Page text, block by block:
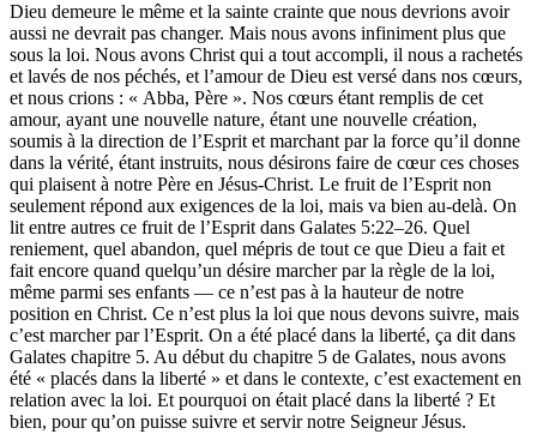
Dieu demeure le même et la sainte crainte que nous devrions avoir
aussi ne devrait pas changer. Mais nous avons infiniment plus que
sous la loi. Nous avons Christ qui a tout accompli, il nous a rachetés
et lavés de nos péchés, et l’amour de Dieu est versé dans nos cœurs,
et nous crions : « Abba, Père ». Nos cœurs étant remplis de cet
amour, ayant une nouvelle nature, étant une nouvelle création,
soumis à la direction de l’Esprit et marchant par la force qu’il donne
dans la vérité, étant instruits, nous désirons faire de cœur ces choses
qui plaisent à notre Père en Jésus-Christ. Le fruit de l’Esprit non
seulement répond aux exigences de la loi, mais va bien au-delà. On
lit entre autres ce fruit de l’Esprit dans Galates 5:22–26. Quel
reniement, quel abandon, quel mépris de tout ce que Dieu a fait et
fait encore quand quelqu’un désire marcher par la règle de la loi,
même parmi ses enfants — ce n’est pas à la hauteur de notre
position en Christ. Ce n’est plus la loi que nous devons suivre, mais
c’est marcher par l’Esprit. On a été placé dans la liberté, ça dit dans
Galates chapitre 5. Au début du chapitre 5 de Galates, nous avons
été « placés dans la liberté » et dans le contexte, c’est exactement en
relation avec la loi. Et pourquoi on était placé dans la liberté ? Et
bien, pour qu’on puisse suivre et servir notre Seigneur Jésus.